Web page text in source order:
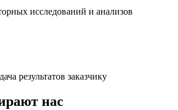
исследований и анализов
результатов заказчику
нас